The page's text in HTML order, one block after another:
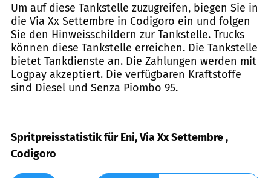
Um auf diese Tankstelle zuzugreifen, biegen Sie in
die Via Xx Settembre in Codigoro ein und folgen
Sie den Hinweisschildern zur Tankstelle. Trucks
können diese Tankstelle erreichen. Die Tankstelle
bietet Tankdienste an. Die Zahlungen werden mit
Logpay akzeptiert. Die verfügbaren Kraftstoffe
sind Diesel und Senza Piombo 95.
Spritpreisstatistik für Eni, Via Xx Settembre ,
Codigoro